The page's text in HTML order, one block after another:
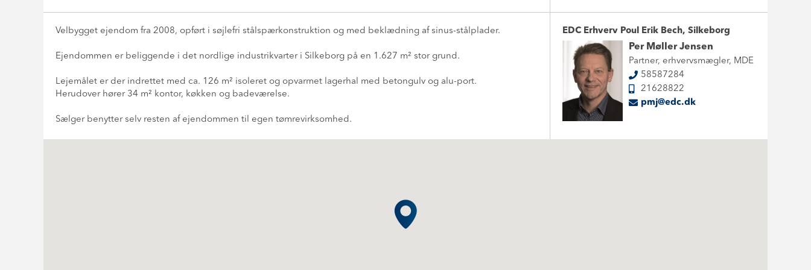
Velbygget ejendom fra 2008, opført i søjlefri stålspærkonstruktion og med beklædning af sinus-stålplader.
Ejendommen er beliggende i det nordlige industrikvarter i Silkeborg på en 1.627 m² stor grund.
Lejemålet er der indrettet med ca. 126 m² isoleret og opvarmet lagerhal med betongulv og alu-port.
Herudover hører 34 m² kontor, køkken og badeværelse.
Sælger benytter selv resten af ejendommen til egen tømrevirksomhed.
EDC Erhverv Poul Erik Bech, Silkeborg
Per Møller Jensen
Partner, erhvervsmægler, MDE
58587284
21628822
pmj@edc.dk